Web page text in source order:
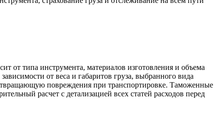
от типа инструмента, материалов изготовления и объема
от веса и габаритов груза, выбранного вида
повреждения при транспортировке. Таможенные
расчет с детализацией всех статей расходов перед